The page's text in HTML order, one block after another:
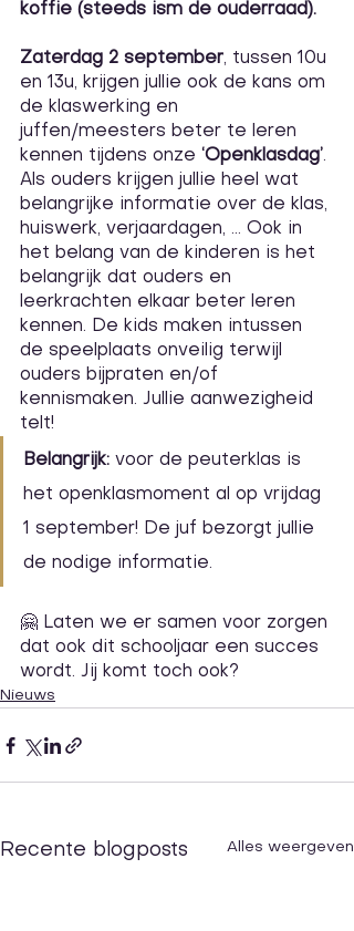
koffie (steeds ism de ouderraad).
Zaterdag 2 september, tussen 10u
en 13u, krijgen jullie ook de kans om
de klaswerking en
juffen/meesters beter te leren
kennen tijdens onze ‘Openklasdag’.
Als ouders krijgen jullie heel wat
belangrijke informatie over de klas,
huiswerk, verjaardagen, ... Ook in
het belang van de kinderen is het
belangrijk dat ouders en
leerkrachten elkaar beter leren
kennen. De kids maken intussen
de speelplaats onveilig terwijl
ouders bijpraten en/of
kennismaken. Jullie aanwezigheid
telt!
Belangrijk: voor de peuterklas is
het openklasmoment al op vrijdag
1 september! De juf bezorgt jullie
de nodige informatie.
🤗 Laten we er samen voor zorgen
dat ook dit schooljaar een succes
wordt. Jij komt toch ook?
Nieuws
Recente blogposts Alles weergeven